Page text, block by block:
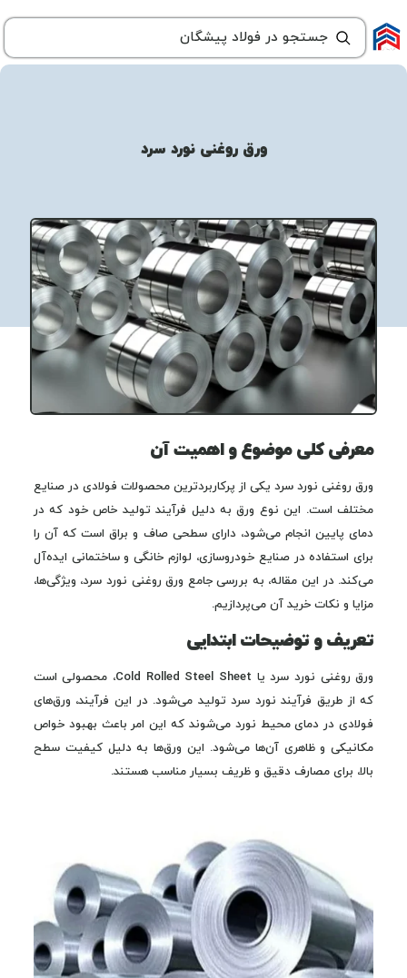
ورق روغنی نورد سرد
معرفی کلی موضوع و اهمیت آن
ورق روغنی نورد سرد یکی از پرکاربردترین محصولات فولادی در صنایع
مختلف است. این نوع ورق به دلیل فرآیند تولید خاص خود که در
دمای پایین انجام می‌شود، دارای سطحی صاف و براق است که آن را
برای استفاده در صنایع خودروسازی، لوازم خانگی و ساختمانی ایده‌آل
می‌کند. در این مقاله، به بررسی جامع ورق روغنی نورد سرد، ویژگی‌ها،
مزایا و نکات خرید آن می‌پردازیم.
تعریف و توضیحات ابتدایی
ورق روغنی نورد سرد یا Cold Rolled Steel Sheet، محصولی است
که از طریق فرآیند نورد سرد تولید می‌شود. در این فرآیند، ورق‌های
فولادی در دمای محیط نورد می‌شوند که این امر باعث بهبود خواص
مکانیکی و ظاهری آن‌ها می‌شود. این ورق‌ها به دلیل کیفیت سطح
بالا، برای مصارف دقیق و ظریف بسیار مناسب هستند.